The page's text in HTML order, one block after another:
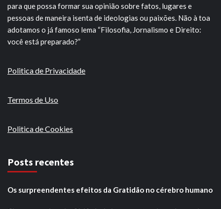
para que possa formar sua opinião sobre fatos, lugares e
pessoas de maneira isenta de ideologias ou paixões. Não à toa
adotamos o já famoso lema “Filosofia, Jornalismo e Direito:
você está preparado?”
Politica de Privacidade
Termos de Uso
Politica de Cookies
Posts recentes
Os surpreendentes efeitos da Gratidão no cérebro humano